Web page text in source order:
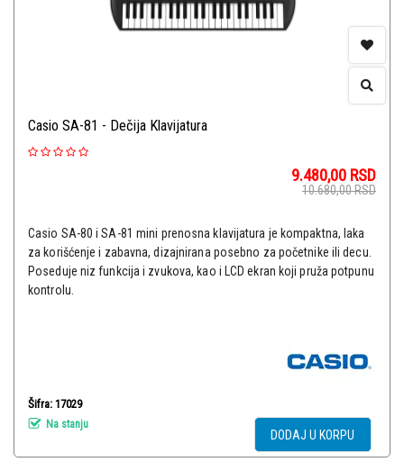
Casio SA-81 - Dečija Klavijatura
9.480,00 RSD
10.680,00RSD
Casio SA-80 i SA-81 mini prenosna klavijatura je kompaktna, laka
za korišćenje i zabavna, dizajnirana posebno za početnike ili decu.
Poseduje niz funkcija i zvukova, kao i LCD ekran koji pruža potpunu
kontrolu.
Šifra: 17029
Na stanju
DODAJ U KORPU